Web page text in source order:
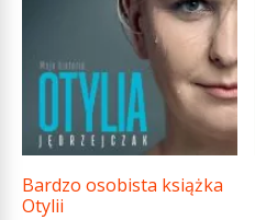
Bardzo osobista książka
Otylii